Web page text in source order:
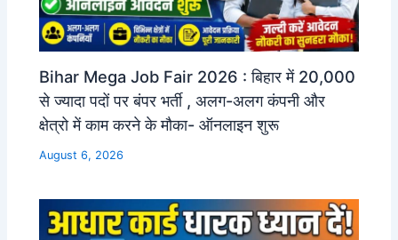
Bihar Mega Job Fair 2026 : बिहार में 20,000
से ज्यादा पदों पर बंपर भर्ती , अलग-अलग कंपनी और
क्षेत्रो में काम करने के मौका- ऑनलाइन शुरू
August 6, 2026